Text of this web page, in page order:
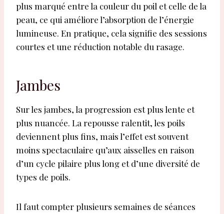
plus marqué entre la couleur du poil et celle de la
peau, ce qui améliore l’absorption de l’énergie
lumineuse. En pratique, cela signifie des sessions
courtes et une réduction notable du rasage.
Jambes
Sur les jambes, la progression est plus lente et
plus nuancée. La repousse ralentit, les poils
deviennent plus fins, mais l’effet est souvent
moins spectaculaire qu’aux aisselles en raison
d’un cycle pilaire plus long et d’une diversité de
types de poils.
Il faut compter plusieurs semaines de séances